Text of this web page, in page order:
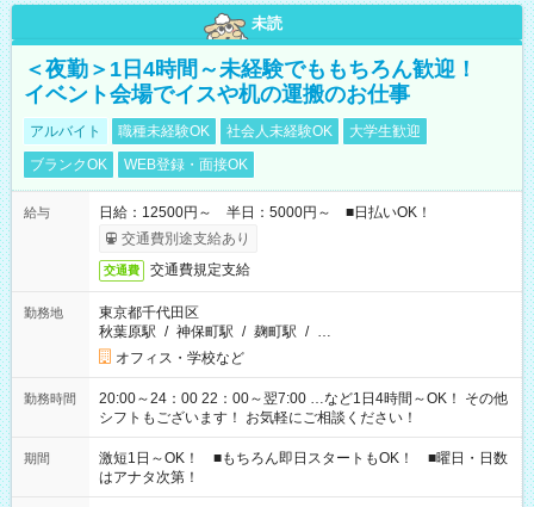
未読
＜夜勤＞1日4時間～未経験でももちろん歓迎！
イベント会場でイスや机の運搬のお仕事
アルバイト 職種未経験OK 社会人未経験OK
大学生歓迎
ブランクOK
WEB登録・面接OK
給与
日給：12500円～ 半日：5000円～ ■日払いOK！
交通費別途支給あり
交通費 交通費規定支給
勤務地
東京都千代田区
秋葉原駅 / 神保町駅 / 麹町駅 / …
オフィス・学校など
勤務時間
20:00～24：00 22：00～翌7:00 …など1日4時間～OK！ その他
シフトもございます！ お気軽にご相談ください！
期間
激短1日～OK！ ■もちろん即日スタートもOK！ ■曜日・日数
はアナタ次第！